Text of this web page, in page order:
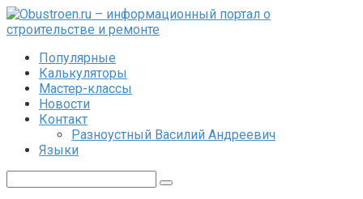
Перейти
к
Популярные
Калькуляторы
Мастер-классы
Новости
Контакт
Разноустный Василий Андреевич
Языки